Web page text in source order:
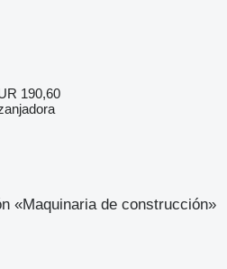
190,60
«Maquinaria de construcción»